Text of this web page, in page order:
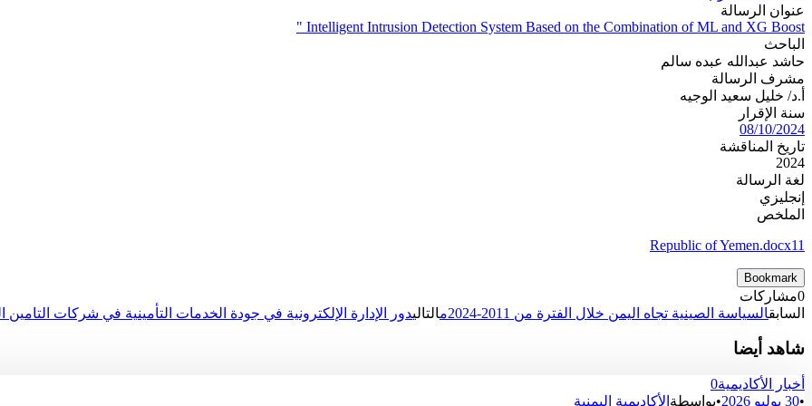
عنوان الرسالة
Intelligent Intrusion Detection System Based on the Combination of ML and XG Boost "
الباحث
حاشد عبدالله عبده سالم
مشرف الرسالة
أ.د/ خليل سعيد الوجيه
سنة الإقرار
08/10/2024
تاريخ المناقشة
2024
لغة الرسالة
إنجليزي
الملخص
Republic of Yemen.docx11
Bookmark
0مشاركات
السابقالسياسة الصينية تجاه اليمن خلال الفترة من 2011-2024م التاليدور الإدارة الإلكترونية في جودة الخدمات التأمينية في شركات التامين
شاهد أيضا
أخبار الأكاديمية0
•30 يوليو 2026 •بواسطة الأكاديمية اليمنية